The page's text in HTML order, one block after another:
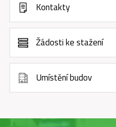
Kontakty
Žádosti ke stažení
Umístění budov